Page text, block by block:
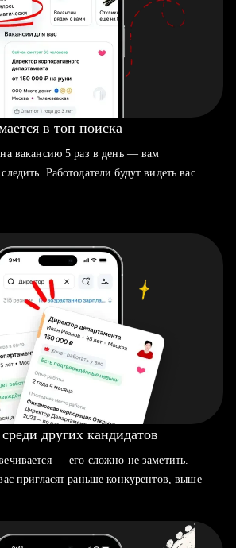
в топ поиска
вакансию 5 раз в день — вам
Работодатели будут видеть вас
других кандидатов
— его сложно не заметить.
пригласят раньше конкурентов, выше